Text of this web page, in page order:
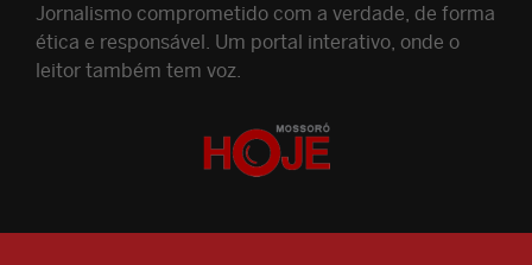
Jornalismo comprometido com a verdade, de forma
ética e responsável. Um portal interativo, onde o
leitor também tem voz.